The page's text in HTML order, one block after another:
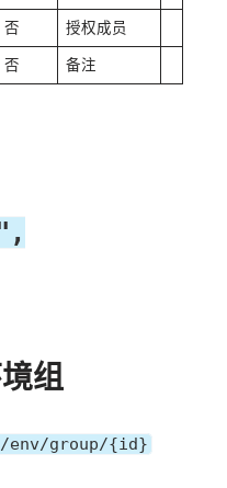
否 授权成员
否 备注
组
env/group/{id}